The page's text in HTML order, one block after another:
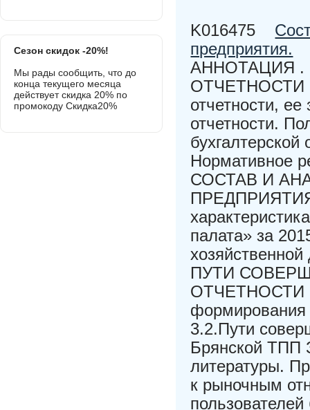
K016475
предприятия.
АННОТАЦИЯ .
ОТЧЕТНОСТИ
отчетности,
отчетности.
бухгалтерской
Нормативное
СОСТАВ И
ПРЕДПРИЯТИЯ
палата» за
ПУТИ
ОТЧЕТНОСТИ
формирования
3.2.Пути
Брянской ТПП
литературы.
к рыночным
Сезон скидок -20%!
Мы рады сообщить, что до
конца текущего месяца
действует скидка 20% по
промокоду Скидка20%